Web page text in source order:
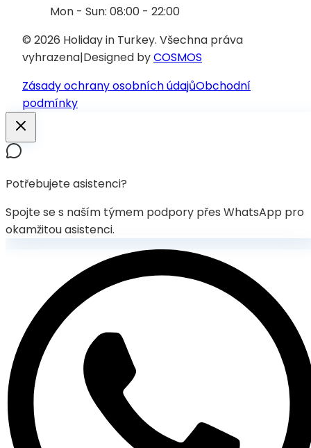
Mon - Sun: 08:00 - 22:00
© 2026 Holiday in Turkey. Všechna práva
vyhrazena|Designed byCOSMOS
Zásady ochrany osobních údajůObchodní
podmínky
Potřebujete asistenci?
Spojte se s naším týmem podpory přes WhatsApp pro
okamžitou asistenci.